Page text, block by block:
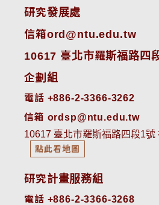
研究發展處
信箱ord@ntu.edu.tw
10617 臺北市羅斯福路四
企劃組
電話 +886-2-3366-3262
信箱 ordsp@ntu.edu.tw
10617 臺北市羅斯福路四段1號
點此看地圖
研究計畫服務組
電話 +886-2-3366-3268